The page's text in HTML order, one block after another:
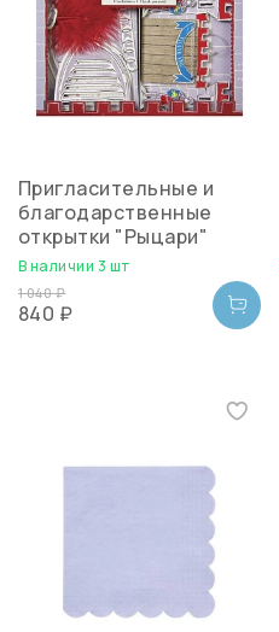
Пригласительные и
благодарственные
открытки "Рыцари"
В наличии 3 шт
1 040 ₽
840 ₽